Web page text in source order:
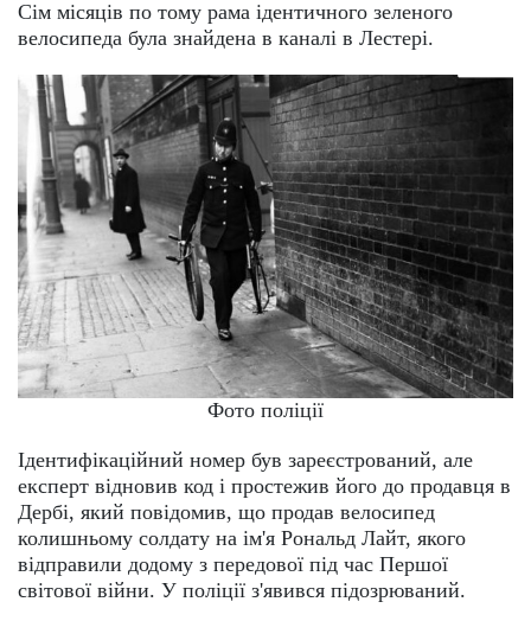
Сім місяців по тому рама ідентичного зеленого
велосипеда була знайдена в каналі в Лестері.
Фото поліції
Ідентифікаційний номер був зареєстрований, але
експерт відновив код і простежив його до продавця в
Дербі, який повідомив, що продав велосипед
колишньому солдату на ім'я Рональд Лайт, якого
відправили додому з передової під час Першої
світової війни. У поліції з'явився підозрюваний.